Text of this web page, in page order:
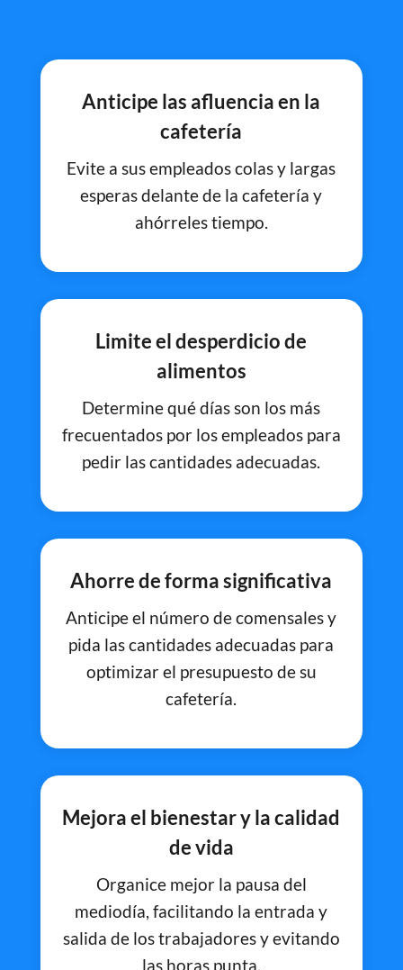
Anticipe las afluencia en la
cafetería
Evite a sus empleados colas y largas
esperas delante de la cafetería y
ahórreles tiempo.
Limite el desperdicio de
alimentos
Determine qué días son los más
frecuentados por los empleados para
pedir las cantidades adecuadas.
Ahorre de forma significativa
Anticipe el número de comensales y
pida las cantidades adecuadas para
optimizar el presupuesto de su
cafetería.
Mejora el bienestar y la calidad
de vida
Organice mejor la pausa del
mediodía, facilitando la entrada y
salida de los trabajadores y evitando
las horas punta.